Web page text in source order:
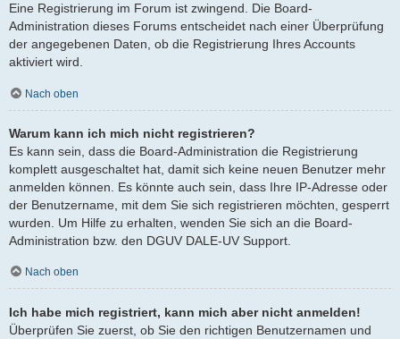
Eine Registrierung im Forum ist zwingend. Die Board-
Administration dieses Forums entscheidet nach einer Überprüfung
der angegebenen Daten, ob die Registrierung Ihres Accounts
aktiviert wird.
Nach oben
Warum kann ich mich nicht registrieren?
Es kann sein, dass die Board-Administration die Registrierung
komplett ausgeschaltet hat, damit sich keine neuen Benutzer mehr
anmelden können. Es könnte auch sein, dass Ihre IP-Adresse oder
der Benutzername, mit dem Sie sich registrieren möchten, gesperrt
wurden. Um Hilfe zu erhalten, wenden Sie sich an die Board-
Administration bzw. den DGUV DALE-UV Support.
Nach oben
Ich habe mich registriert, kann mich aber nicht anmelden!
Überprüfen Sie zuerst, ob Sie den richtigen Benutzernamen und